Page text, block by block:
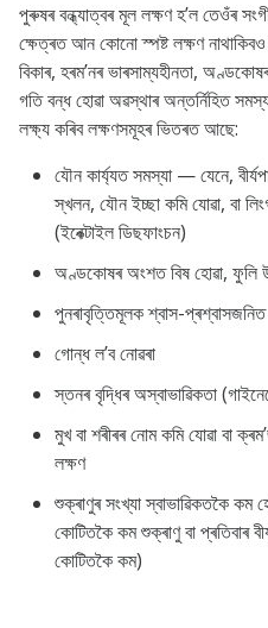
পুৰুষৰ বন্ধ্যাত্বৰ মূল লক্ষণ হ’ল তেওঁৰ
ক্ষেত্ৰত আন কোনো স্পষ্ট লক্ষণ
বিকাৰ, হৰম’নৰ ভাৰসাম্যহীনতা,
গতি বন্ধ হোৱা অৱস্থাৰ অন্তৰ্নিহিত
লক্ষ্য কৰিব লক্ষণসমূহৰ ভিতৰত আছে:
যৌন কাৰ্য্যত সমস্যা — যেনে,
স্খলন, যৌন ইচ্ছা কমি যোৱা, বা
(ইৰেক্টাইল ডিছফাংচন)
অণ্ডকোষৰ অংশত বিষ হোৱা, ফুলি
পুনৰাবৃত্তিমূলক শ্বাস-
গোন্ধ ল’ব নোৱৰা
স্তনৰ বৃদ্ধিৰ অস্বাভাৱিকতা
মুখ বা শৰীৰৰ নোম কমি যোৱা বা
লক্ষণ
শুক্ৰাণুৰ সংখ্যা স্বাভাৱিকতকৈ কম
কোটিতকৈ কম শুক্ৰাণু বা প্ৰতিবাৰ
কোটিতকৈ কম)